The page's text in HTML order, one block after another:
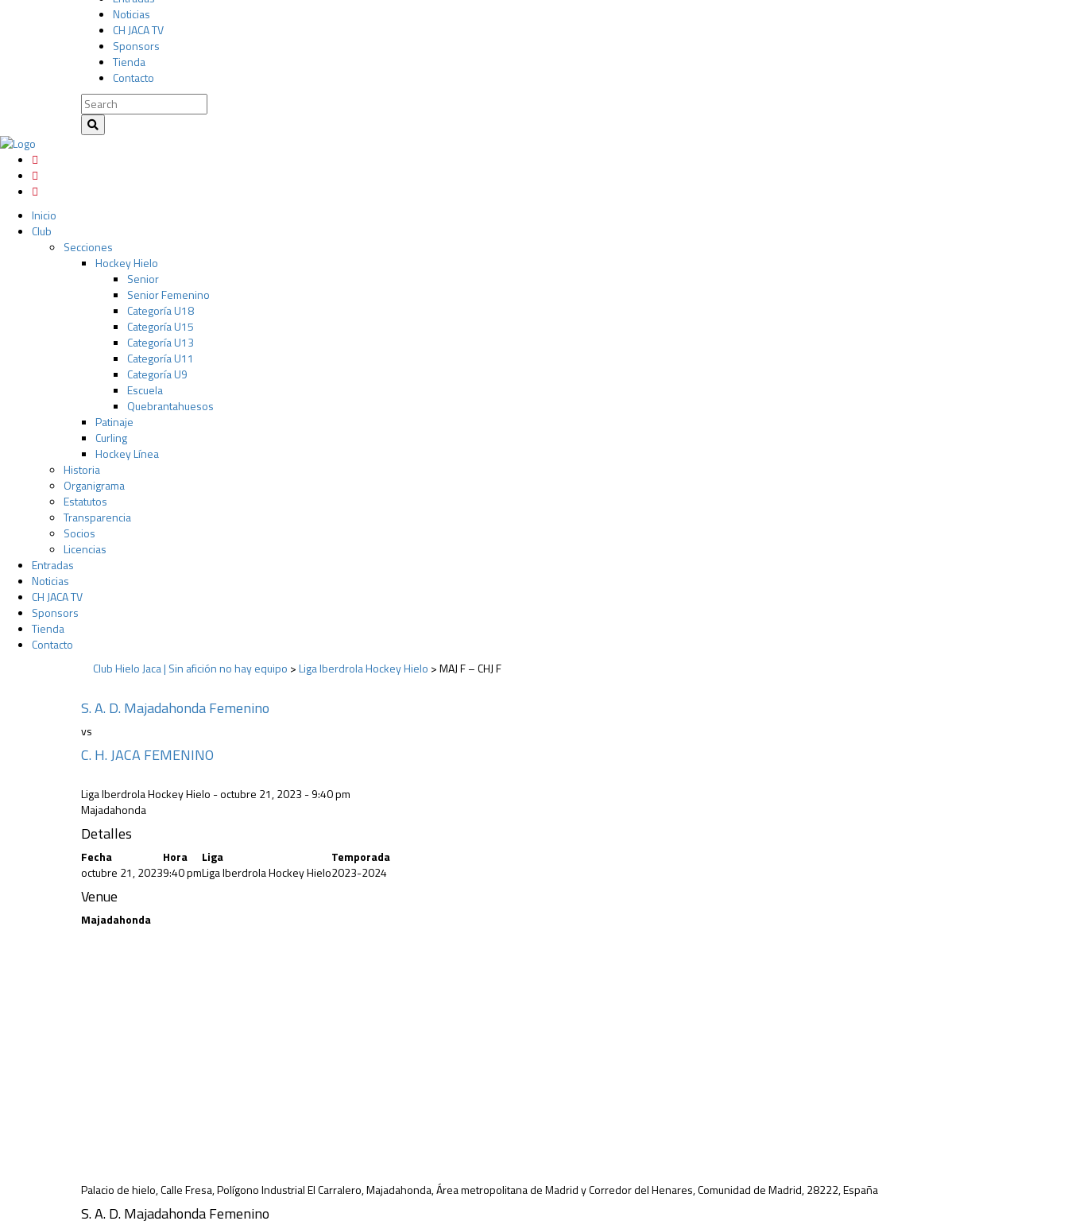
Noticias
CH JACA TV
Sponsors
Tienda
Contacto
Inicio
Club
Secciones
Hockey Hielo
Senior
Senior Femenino
Categoría U18
Categoría U15
Categoría U13
Categoría U11
Categoría U9
Escuela
Quebrantahuesos
Patinaje
Curling
Hockey Línea
Historia
Organigrama
Estatutos
Transparencia
Socios
Licencias
Entradas
Noticias
CH JACA TV
Sponsors
Tienda
Contacto
Club Hielo Jaca | Sin afición no hay equipo >Liga Iberdrola Hockey Hielo >MAJ F – CHJ F
S. A. D. Majadahonda Femenino
vs
C. H. JACA FEMENINO
Liga Iberdrola Hockey Hielo - octubre 21, 2023 - 9:40 pm
Majadahonda
Detalles
Fecha Hora Liga
Temporada
octubre 21, 20239:40 pmLiga Iberdrola Hockey Hielo2023-2024
Venue
Majadahonda
Palacio de hielo, Calle Fresa, Polígono Industrial El Carralero, Majadahonda, Área metropolitana de Madrid y Corredor del Henares, Comunidad de Madrid, 28222, España
S. A. D. Majadahonda Femenino